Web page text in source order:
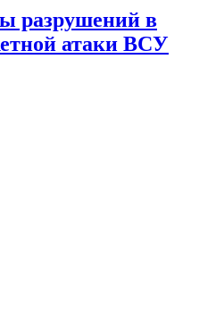
разрушений в
атаки ВСУ